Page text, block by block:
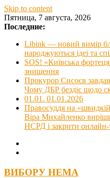
Skip to content
Пятница, 7 августа, 2026
Последние:
Libink — новий вимір
народжуються ідеї та
SOS! «Київська
знищення
Прокурор Сисоєв
Чому ДБР бездіє щодо
01.01. 01.01.2026
Правосуддя на
Віра Михайленко
НСРД і закрити онлайн-
ВИБОРУ НЕМА